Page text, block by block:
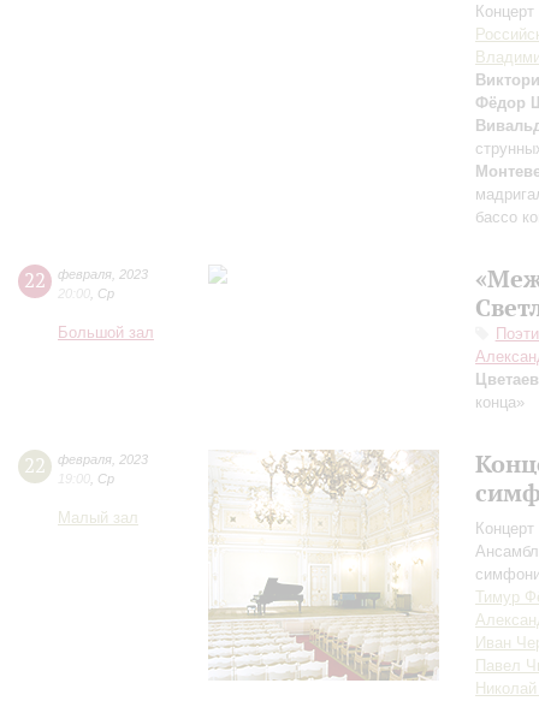
Фёдор
бассо
22 февраля 2023
20:00 Ср
Большой зал
конца»
22 февраля 2023
19:00 Ср
Малый зал
Тимур
Иван
Павел